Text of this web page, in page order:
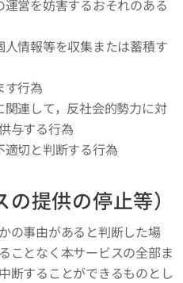
営を妨害するおそれのある
情報等を収集または蓄積す
す行為
連して，反社会的勢力に対
与する行為
切と判断する行為
提供の停止等）
の事由があると判断した場
ことなく本サービスの全部ま
断することができるものとし